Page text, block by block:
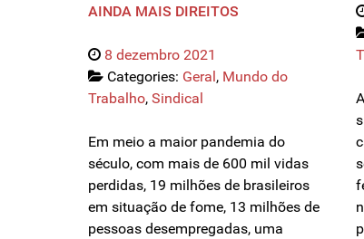
AINDA MAIS DIREITOS
8 dezembro 2021
Categories: Geral , Mundo do
Trabalho, Sindical
Em meio a maior pandemia do
século, com mais de 600 mil vidas
perdidas, 19 milhões de brasileiros
em situação de fome, 13 milhões de
pessoas desempregadas, uma